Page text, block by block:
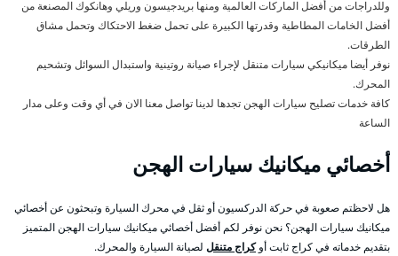
وللدراجات من أفضل الماركات العالمية ومنها بريدجيسون وريلي وهانكوك المصنعة من
أفضل الخامات المطاطية وقدرتها الكبيرة على تحمل ضغط الاحتكاك وتحمل مشاق
الطرقات.
نوفر أيضا ميكانيكي سيارات متنقل لإجراء صيانة روتينية واستبدال السوائل وتشحيم
المحرك.
كافة خدمات تصليح سيارات الهجن تجدها لدينا تواصل معنا الان في أي وقت وعلى مدار
الساعة
أخصائي ميكانيك سيارات الهجن
هل لاحظتم صعوبة في حركة الدركسيون أو ثقل في محرك السيارة وتبحثون عن أخصائي
ميكانيك سيارات الهجن؟ نحن نوفر لكم أفضل أخصائي ميكانيك سيارات الهجن المتميز
بتقديم خدماته في كراج ثابت أوكراج متنقل لصيانة السيارة والمحرك.